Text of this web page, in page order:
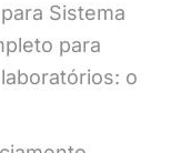
Sistema
para
o